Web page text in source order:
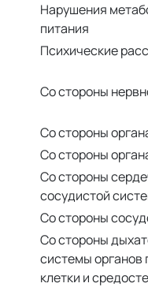
Нарушения
питания
Психические
Со стороны
Со стороны
Со стороны
Со стороны
сосудистой
Со стороны
Со стороны
системы органов
клетки и